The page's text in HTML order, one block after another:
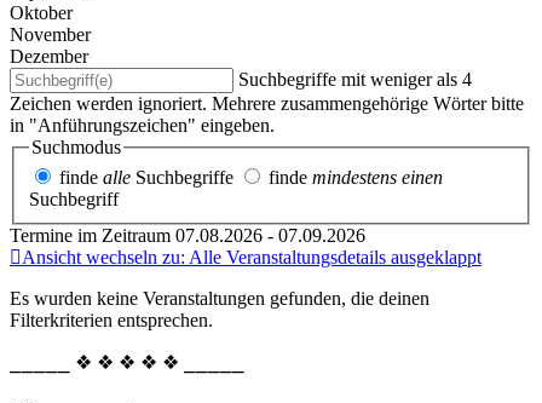
Oktober
November
Dezember
Suchbegriffe mit weniger als 4
Zeichen werden ignoriert. Mehrere zusammengehörige Wörter bitte
in "Anführungszeichen" eingeben.
Suchmodus
finde alle Suchbegriffe finde mindestens einen
Suchbegriff
Termine im Zeitraum 07.08.2026 - 07.09.2026
Ansicht wechseln zu: Alle Veranstaltungsdetails ausgeklappt
Es wurden keine Veranstaltungen gefunden, die deinen
Filterkriterien entsprechen.
⎯⎯⎯⎯⎯ ❖ ❖ ❖ ❖ ❖ ⎯⎯⎯⎯⎯